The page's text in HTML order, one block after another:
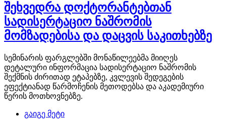
შეხვედრა დოქტორანტებთან
სადისერტაციო ნაშრომის
მომზადებისა და დაცვის საკითხებზე
სემინარის ფარგლებში მონაწილეებმა მიიღეს
დეტალური ინფორმაცია სადისერტაციო ნაშრომის
შექმნის ძირითად ეტაპებზე, კვლევის შედეგების
ეფექტიანად წარმოჩენის მეთოდებსა და აკადემიური
წერის მოთხოვნებზე.
გაიგე მეტი